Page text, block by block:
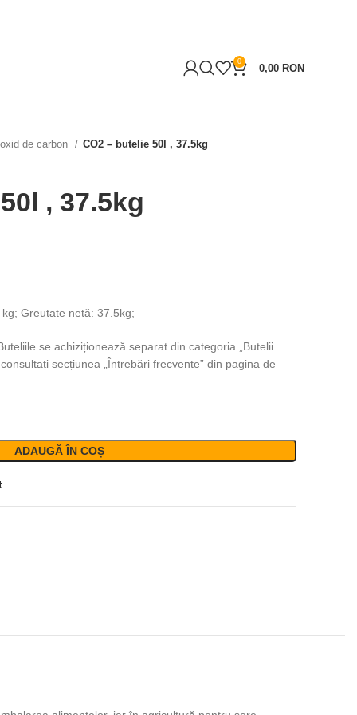
0
0,00 RON
de carbon CO2 – butelie 50l , 37.5kg
, 37.5kg
Greutate netă: 37.5kg;
se achiziționează separat din categoria „Butelii
secțiunea „Întrebări frecvente” din pagina de
ADAUGĂ ÎN COȘ